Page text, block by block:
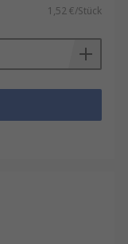
1,52 €/Stück